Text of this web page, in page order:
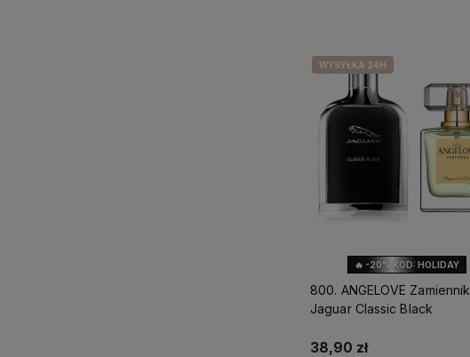
🔥 -20% KOD: HOLIDAY
WYSYŁKA 24H
800. ANGELOVE Zamiennik
Jaguar Classic Black
38,90 zł